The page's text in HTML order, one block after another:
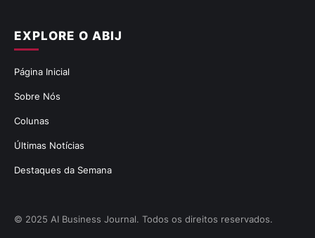
EXPLORE O ABIJ
Página Inicial
Sobre Nós
Colunas
Últimas Notícias
Destaques da Semana
© 2025 AI Business Journal. Todos os direitos reservados.